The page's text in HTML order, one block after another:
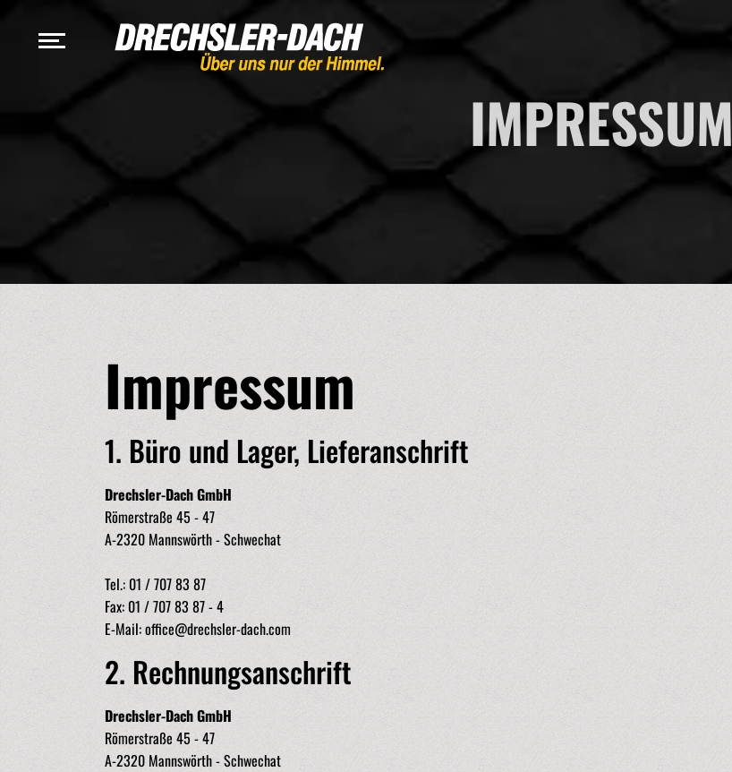
IMPRESSUM
Impressum
1. Büro und Lager, Lieferanschrift
Drechsler-Dach GmbH
Römerstraße 45 - 47
A-2320 Mannswörth - Schwechat
Tel.: 01 / 707 83 87
Fax: 01 / 707 83 87 - 4
E-Mail:office@drechsler-dach.com
2. Rechnungsanschrift
Drechsler-Dach GmbH
Römerstraße 45 - 47
A-2320 Mannswörth - Schwechat